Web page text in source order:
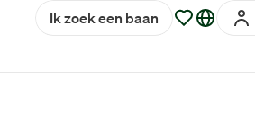
Ik zoek een baan